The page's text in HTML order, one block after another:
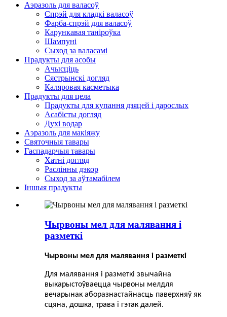
Аэразоль для валасоў
Спрэй для кладкі валасоў
Фарба-спрэй для валасоў
Карункавая таніроўка
Шампуні
Сыход за валасамі
Прадукты для асобы
Ачысціць
Сястрынскі догляд
Каляровая касметыка
Прадукты для цела
Прадукты для купання дзяцей і дарослых
Асабісты догляд
Духі водар
Аэразоль для макіяжу
Святочныя тавары
Гаспадарчыя тавары
Хатні догляд
Раслінны дэкор
Сыход за аўтамабілем
Іншыя прадукты
Чырвоны мел для малявання і
разметкі
Чырвоны мел для малявання і разметкі
Для малявання і разметкі звычайна
выкарыстоўваецца чырвоны мелдля
вечарынак аборазнастайнасць паверхняў як
сцяна, дошка, трава і гэтак далей.